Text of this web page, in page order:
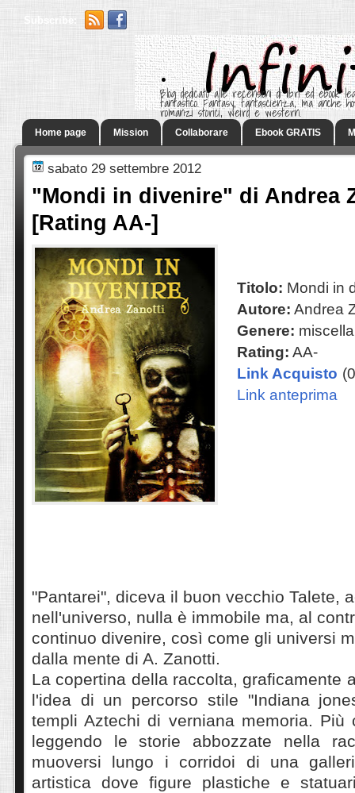
Subscribe:
.
Blog dedicato alle recensioni di libri ed ebook
fantastico. Fantasy, fantascienza, ma anche
romanzi storici, weird e western.
Home page Mission Collaborare Ebook GRATIS
sabato 29 settembre 2012
"Mondi in divenire" di Andrea
[Rating AA-]
Titolo: Mondi in
Autore: Andrea
Genere:
Rating: AA-
Link Acquisto
Link anteprima
"Pantarei", diceva il buon vecchio Talete,
nell'universo, nulla è immobile ma, al
continuo divenire, così come gli universi
dalla mente di A. Zanotti.
La copertina della raccolta, graficamente
l'idea di un percorso stile "Indiana
templi Aztechi di verniana memoria. Più
leggendo le storie abbozzate nella
muoversi lungo i corridoi di una
artistica dove figure plastiche e